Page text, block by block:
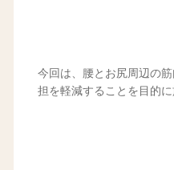
今回は、腰とお尻周辺の
担を軽減することを目的に